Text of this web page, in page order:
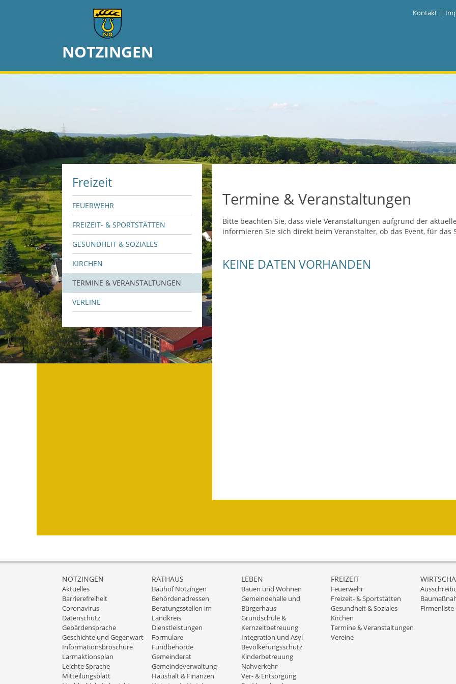
Kontakt |
NOTZINGEN
Freizeit
FEUERWEHR
FREIZEIT- & SPORTSTÄTTEN
GESUNDHEIT & SOZIALES
KIRCHEN
TERMINE & VERANSTALTUNGEN
VEREINE
Termine & Veranstaltungen
Bitte beachten Sie, dass viele Veranstaltungen aufgrund der
informieren Sie sich direkt beim Veranstalter, ob das Event, für
KEINE DATEN VORHANDEN
NOTZINGEN
Aktuelles
Barrierefreiheit
Coronavirus
Datenschutz
Gebärdensprache
Geschichte und Gegenwart
Informationsbroschüre
Lärmaktionsplan
Leichte Sprache
Mitteilungsblatt
RATHAUS
Bauhof Notzingen
Behördenadressen
Beratungsstellen im
Landkreis
Dienstleistungen
Formulare
Fundbehörde
Gemeinderat
Gemeindeverwaltung
Haushalt & Finanzen
LEBEN
Bauen und Wohnen
Gemeindehalle und
Bürgerhaus
Grundschule &
Kernzeitbetreuung
Integration und Asyl
Bevölkerungsschutz
Kinderbetreuung
Nahverkehr
Ver- & Entsorgung
FREIZEIT
Feuerwehr
Freizeit- & Sportstätten
Gesundheit & Soziales
Kirchen
Termine & Veranstaltungen
Vereine
Firmenliste